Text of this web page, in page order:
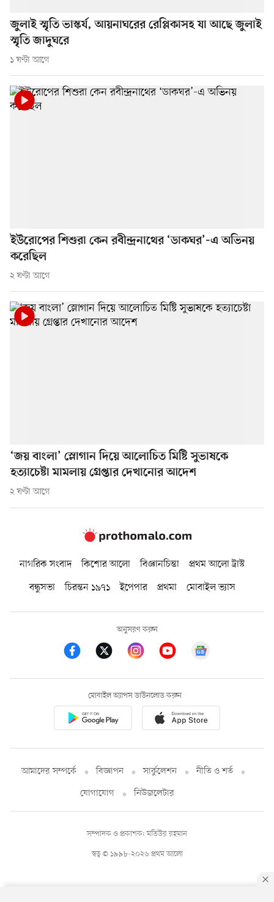
জুলাই স্মৃতি ভাস্কর্য, আয়নাঘরের রেপ্লিকাসহ যা আছে জুলাই
স্মৃতি জাদুঘরে
১ ঘণ্টা আগে
ইউরোপের শিশুরা কেন রবীন্দ্রনাথের ‘ডাকঘর’-এ অভিনয়
করেছিল
২ ঘণ্টা আগে
‘জয় বাংলা’ স্লোগান দিয়ে আলোচিত মিষ্টি সুভাষকে
হত্যাচেষ্টা মামলায় গ্রেপ্তার দেখানোর আদেশ
২ ঘণ্টা আগে
নাগরিক সংবাদ কিশোর আলো বিজ্ঞানচিন্তা
প্রথম আলো ট্রাস্ট
বন্ধুসভা
চিরন্তন ১৯৭১ ইপেপার প্রথমা মোবাইল ভ্যাস
অনুসরণ করুন
মোবাইল অ্যাপস ডাউনলোড করুন
আমাদের সম্পর্কে বিজ্ঞাপন সার্কুলেশন
নীতি ও শর্ত
যোগাযোগ
নিউজলেটার
স্বত্ব © ১৯৯৮-২০২৬ প্রথম আলো
সম্পাদক ও প্রকাশক: মতিউর রহমান